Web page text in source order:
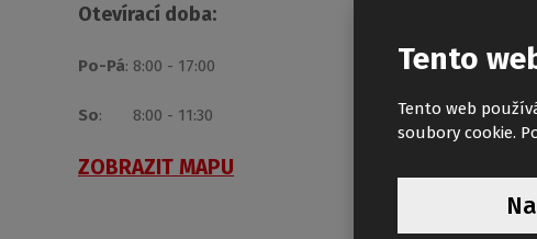
Otevírací doba:
Po-Pá: 8:00 - 17:00
So: 8:00 - 11:30
ZOBRAZIT MAPU
Tento
Tento web
soubory cookie.